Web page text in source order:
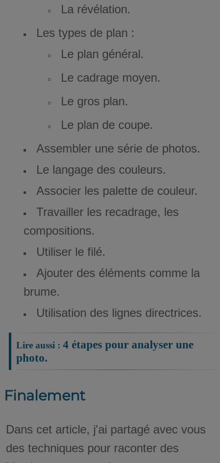
La révélation.
Les types de plan :
Le plan général.
Le cadrage moyen.
Le gros plan.
Le plan de coupe.
Assembler une série de photos.
Le langage des couleurs.
Associer les palette de couleur.
Travailler les recadrage, les
compositions.
Utiliser le filé.
Ajouter des éléments comme la
brume.
Utilisation des lignes directrices.
4 étapes pour analyser une
photo.
Finalement
Dans cet article, j'ai partagé avec vous
des techniques pour raconter des